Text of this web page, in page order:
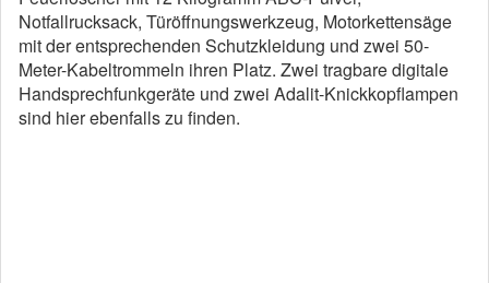
Notfallrucksack, Türöffnungswerkzeug, Motorkettensäge
mit der entsprechenden Schutzkleidung und zwei 50-
Meter-Kabeltrommeln ihren Platz. Zwei tragbare digitale
Handsprechfunkgeräte und zwei Adalit-Knick­kopflampen
sind hier ebenfalls zu finden.